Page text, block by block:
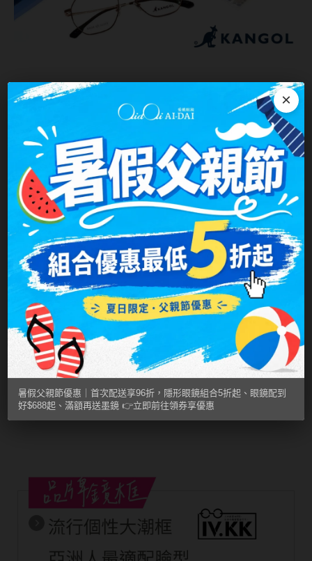
便捷舒適 的配戴體驗
Kangol品牌眼鏡鏡框的設計首要考慮的是消費者的配戴體
驗。我們致力於提供最便捷、最舒適的眼鏡配戴體驗。
Kangol眼鏡鏡框采用了最先進的材料，以確保鏡框輕巧、柔
軟。從超輕質的鋼材到柔軟的塑料，每一種材料都經過嚴格的
測試和選擇，以確保鏡框的舒適度和耐用性。
Kangol眼鏡鏡框的設計也非常符合人體工學，提供最舒適的配
戴體驗。鏡框的弧度和尺寸都經過精心設計，以確保鏡框貼合
頭部，不會造成過大的壓力。Kangol眼鏡鏡框擁有輕巧獨特的
設計，使您可以自如配戴，無論是在工作、學習還是休閒時
間。我們的眼鏡鏡框不會給您帶來任何的不適感，而是為您帶
來便捷和舒適。
是一件實用的產品，更是一件以消費者體驗為核心的配飾。
暑假父親節優惠｜首次配送享96折，隱形眼鏡組合5折起、眼鏡配到
好$688起、滿額再送墨鏡 👉立即前往領券享優惠
×